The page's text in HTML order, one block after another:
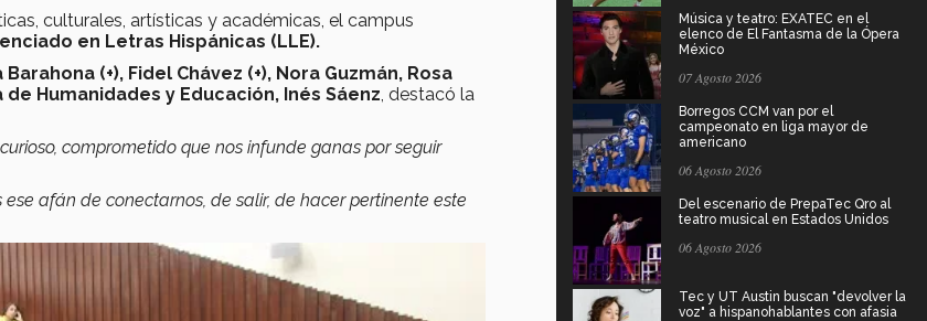
culturales, artísticas y académicas, el campus
en Letras Hispánicas (LLE).
Barahona (+), Fidel Chávez (+), Nora Guzmán, Rosa
Humanidades y Educación, Inés Sáenz , destacó la
comprometido que nos infunde ganas por seguir
afán de conectarnos, de salir, de hacer pertinente este
Música y teatro: EXATEC en el
elenco de El Fantasma de la Ópera
México
07 Agosto 2026
Borregos CCM van por el
campeonato en liga mayor de
americano
06 Agosto 2026
Del escenario de PrepaTec Qro al
teatro musical en Estados Unidos
06 Agosto 2026
Tec y UT Austin buscan "devolver la
voz" a hispanohablantes con afasia